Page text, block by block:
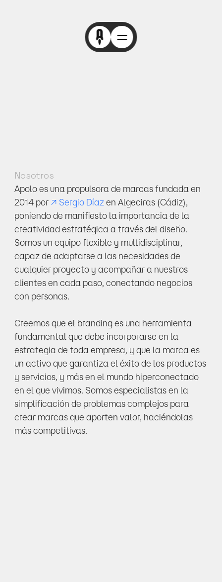
Nosotros
Apolo es una propulsora de marcas fundada en
2014 por ↗ Sergio Díaz en Algeciras (Cádiz),
poniendo de manifiesto la importancia de la
creatividad estratégica a través del diseño.
Somos un equipo flexible y multidisciplinar,
capaz de adaptarse a las necesidades de
cualquier proyecto y acompañar a nuestros
clientes en cada paso, conectando negocios
con personas.
Creemos que el branding es una herramienta
fundamental que debe incorporarse en la
estrategia de toda empresa, y que la marca es
un activo que garantiza el éxito de los productos
y servicios, y más en el mundo hiperconectado
en el que vivimos. Somos especialistas en la
simplificación de problemas complejos para
crear marcas que aporten valor, haciéndolas
más competitivas.